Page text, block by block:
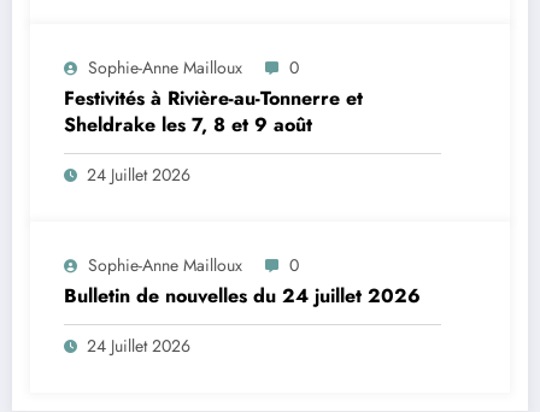
Sophie-Anne Mailloux 0
Festivités à Rivière-au-Tonnerre et
Sheldrake les 7, 8 et 9 août
24 Juillet 2026
Sophie-Anne Mailloux 0
Bulletin de nouvelles du 24 juillet 2026
24 Juillet 2026